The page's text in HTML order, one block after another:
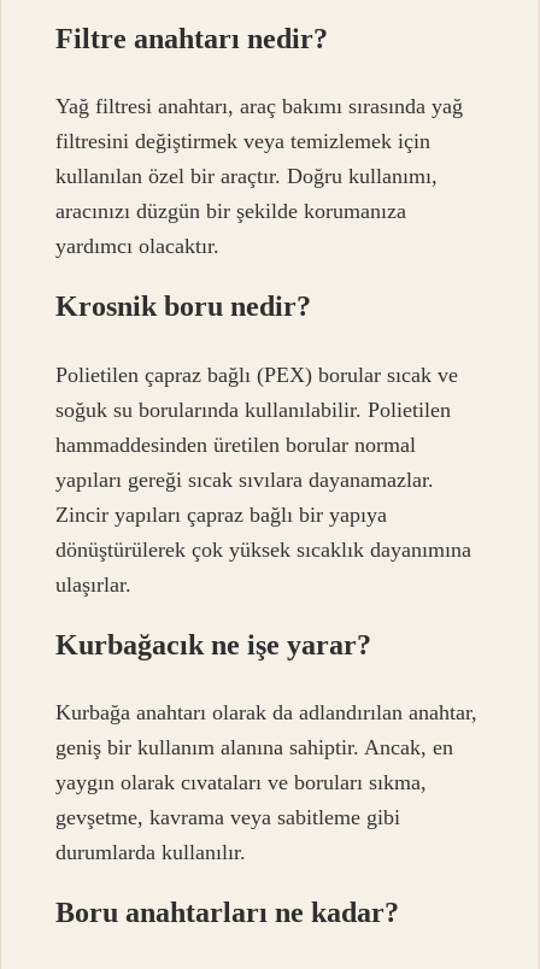
Filtre anahtarı nedir?
Yağ filtresi anahtarı, araç bakımı sırasında yağ
filtresini değiştirmek veya temizlemek için
kullanılan özel bir araçtır. Doğru kullanımı,
aracınızı düzgün bir şekilde korumanıza
yardımcı olacaktır.
Krosnik boru nedir?
Polietilen çapraz bağlı (PEX) borular sıcak ve
soğuk su borularında kullanılabilir. Polietilen
hammaddesinden üretilen borular normal
yapıları gereği sıcak sıvılara dayanamazlar.
Zincir yapıları çapraz bağlı bir yapıya
dönüştürülerek çok yüksek sıcaklık dayanımına
ulaşırlar.
Kurbağacık ne işe yarar?
Kurbağa anahtarı olarak da adlandırılan anahtar,
geniş bir kullanım alanına sahiptir. Ancak, en
yaygın olarak cıvataları ve boruları sıkma,
gevşetme, kavrama veya sabitleme gibi
durumlarda kullanılır.
Boru anahtarları ne kadar?